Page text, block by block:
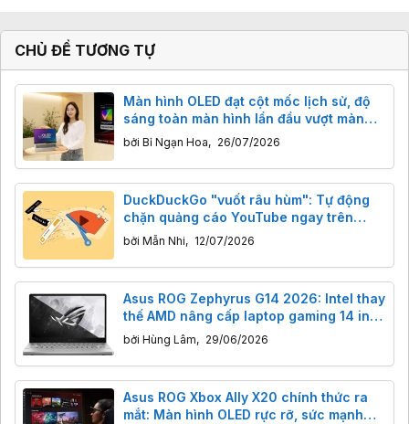
CHỦ ĐỀ TƯƠNG TỰ
Màn hình OLED đạt cột mốc lịch sử, độ
sáng toàn màn hình lần đầu vượt màn
hình LED
bởi Bỉ Ngạn Hoa, 26/07/2026
DuckDuckGo "vuốt râu hùm": Tự động
chặn quảng cáo YouTube ngay trên
trình duyệt
bởi Mẫn Nhi, 12/07/2026
Asus ROG Zephyrus G14 2026: Intel thay
thế AMD nâng cấp laptop gaming 14 inch
cỡ nào?
bởi Hùng Lâm, 29/06/2026
Asus ROG Xbox Ally X20 chính thức ra
mắt: Màn hình OLED rực rỡ, sức mạnh